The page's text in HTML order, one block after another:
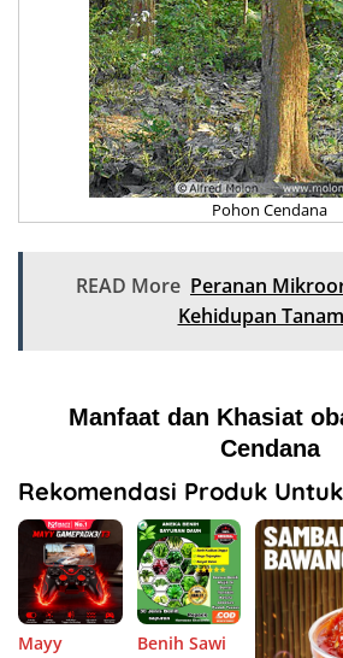
Pohon Cendana
READ More Peranan
Kehidupan
Manfaat dan Khasiat
Cendana
Rekomendasi Produk
Mayy
Benih Sawi